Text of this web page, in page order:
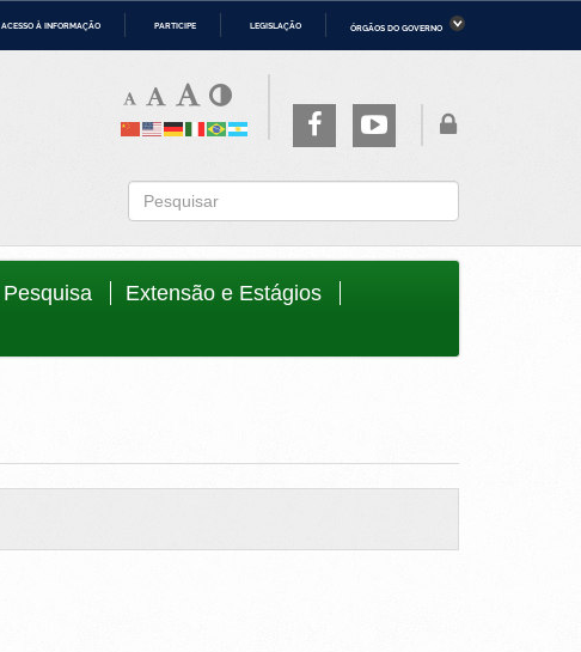
ACESSO À INFORMAÇÃO PARTICIPE LEGISLAÇÃO
ÓRGÃOS DO GOVERNO
Ministério da Infraestrutura
Inovações e Comunicações
Secretaria-Geral
Pesquisa
Extensão e Estágios